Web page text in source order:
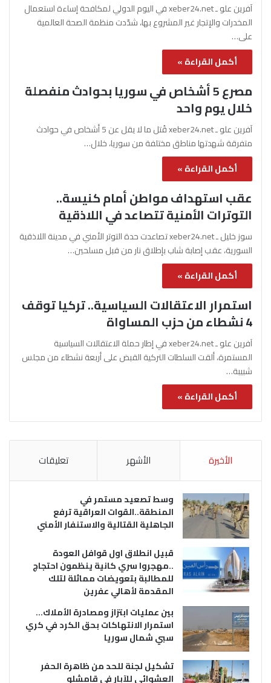
آفرين علو ـ xeber24.net في اليوم الدولي لمكافحة إساءة استعمال
المخدرات والإتجار غير المشروع بها، شدّدت منظمة الصحة العالمية
على…
أكمل القراءة »
مصرع 5 أشخاص في سوريا بحوادث منفصلة
خلال يوم واحد
آفرين علو ـ xeber24.net قُتل ما لا يقل عن 5 أشخاص في حوادث
متفرقة شهدتها مناطق مختلفة من سوريا، خلال…
أكمل القراءة »
عقب استهداف مواطن أمام كنيسة..
التوترات الأمنية تتصاعد في اللاذقية
سوز خليل ـ xeber24.net تصاعدت حدة التوتر الأمني في مدينة اللاذقية
السورية، عقب إصابة شاب بإطلاق نار من قبل مسلحين…
أكمل القراءة »
استمرار الاعتقالات السياسية.. تركيا توقف
4 نشطاء من حزب المساواة
آفرين علو ـ xeber24.net في إطار حملة الاعتقالات السياسية
المستمرة، ألقت السلطات التركية القبض على أربعة نشطاء من مجلس
شبيبة…
أكمل القراءة »
الأخيرة الأشهر تعليقات
وسط تصعيد مستمر في
المنطقة..القوات العراقية ترفع
الجاهلية القتالية والاستنفار الأمني
قبيل انطلاق اول قوافل العودة
..مهجروا سري كانية ينظمون احتجاج
للمطالبة بتعويضات مماثلة لتلك
المقدمة لأهالي عفرين
بين عمليات ابتزاز ومصادرة الأملاك…
استمرار الانتهاكات بحق الكرد في كري
سبي شمال سوريا
تشكيل لجنة للحد من ظاهرة الحفر
العشوائي للآبار في قامشلو